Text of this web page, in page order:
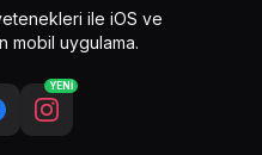
ile iOS ve
mobil uygulama.
YENİ